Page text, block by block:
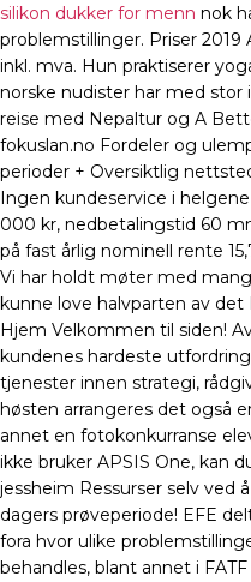
silikon dukker for menn nok
problemstillinger. Priser
inkl. mva. Hun praktiserer
norske nudister har med
reise med Nepaltur og A
fokuslan.no Fordeler og
perioder + Oversiktlig
Ingen kundeservice i
000 kr, nedbetalingstid 60
på fast årlig nominell rente
Vi har holdt møter med
kunne love halvparten av
Hjem Velkommen til siden!
kundenes hardeste
tjenester innen strategi,
høsten arrangeres det også
annet en fotokonkurranse
ikke bruker APSIS One, kan
jessheim Ressurser selv ved
dagers prøveperiode! EFE
fora hvor ulike
behandles, blant annet i